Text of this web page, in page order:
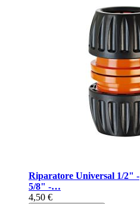
Riparatore Universal 1/2" -
5/8" -…
4,50 €